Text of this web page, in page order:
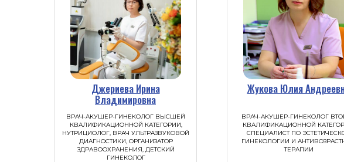
Джериева Ирина
Владимировна
ВРАЧ-АКУШЕР-ГИНЕКОЛОГ ВЫСШЕЙ
КВАЛИФИКАЦИОННОЙ КАТЕГОРИИ,
НУТРИЦИОЛОГ, ВРАЧ УЛЬТРАЗВУКОВОЙ
ДИАГНОСТИКИ, ОРГАНИЗАТОР
ЗДРАВООХРАНЕНИЯ, ДЕТСКИЙ
ГИНЕКОЛОГ
Жукова Юлия
ВРАЧ-АКУШЕР-ГИНЕКОЛОГ
КВАЛИФИКАЦИОННОЙ
СПЕЦИАЛИСТ ПО
ГИНЕКОЛОГИИ И
ТЕРАПИИ